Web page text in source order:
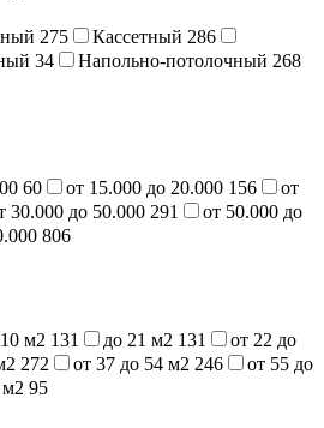
275 Кассетный 286
34 Напольно-потолочный 268
60 от 15.000 до 20.000 156
от
30.000 до 50.000 291
от 50.000 до
806
м2 131 до 21 м2 131
от 22 до
272 от 37 до 54 м2 246
от 55 до
м2 95